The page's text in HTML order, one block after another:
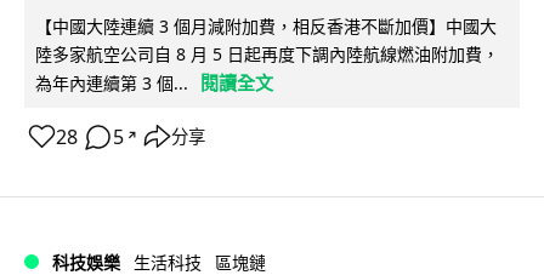
【中國大陸連續 3 個月減附加費，相反香港不斷加價】中國大
陸多家航空公司自 8 月 5 日起再度下調內陸航線燃油附加費，
為年內連續第 3 個...
閱讀全文
28 5 ↗ 分享
科技娛樂 生活科技 區塊鏈